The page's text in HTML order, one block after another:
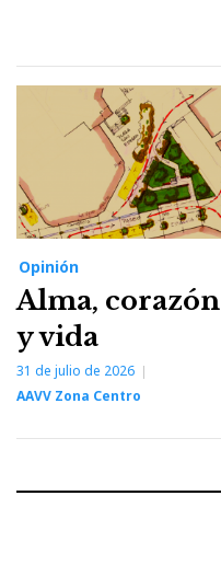
Opinión
Alma, corazón
y vida
31 de julio de 2026
AAVV Zona Centro